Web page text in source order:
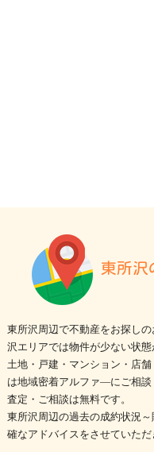
東所沢
東所沢周辺で不動産をお探し
沢エリアでは物件が少ない状態
土地・戸建・マンション・店
は地域密着アルファ―にご相談
査定・ご相談は無料です。
東所沢周辺の過去の成約状況
確なアドバイスをさせていただ